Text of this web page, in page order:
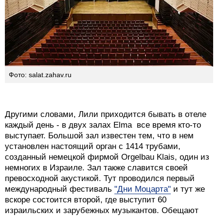
Фото: salat.zahav.ru
Другими словами, Лили приходится бывать в отеле
каждый день - в двух залах Elma все время кто-то
выступает. Большой зал известен тем, что в нем
установлен настоящий орган с 1414 трубами,
созданный немецкой фирмой Orgelbau Klais, один из
немногих в Израиле. Зал также славится своей
превосходной акустикой. Тут проводился первый
международный фестиваль "Дни Моцарта" и тут же
вскоре состоится второй, где выступит 60
израильских и зарубежных музыкантов. Обещают